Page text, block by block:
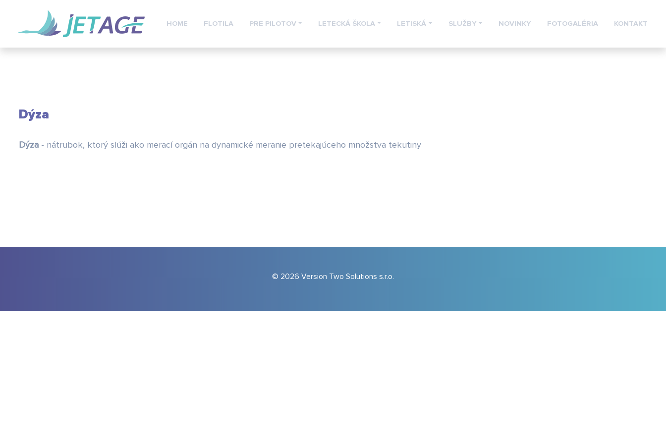
HOME FLOTILA PRE PILOTOV LETECKÁ ŠKOLA LETISKÁ SLUŽBY NOVINKY FOTOGALÉRIA KONTAKT
Dýza
Dýza - nátrubok, ktorý slúži ako merací orgán na dynamické meranie pretekajúceho množstva tekutiny
© 2026 Version Two Solutions s.r.o.